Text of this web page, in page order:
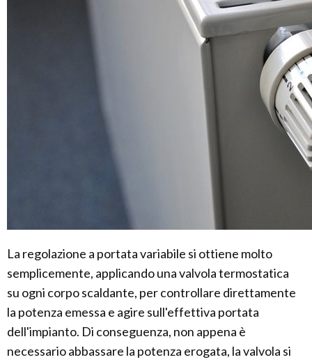
La regolazione a portata variabile si ottiene molto
semplicemente, applicando una valvola termostatica
su ogni corpo scaldante, per controllare direttamente
la potenza emessa e agire sull'effettiva portata
dell'impianto. Di conseguenza, non appena è
necessario abbassare la potenza erogata, la valvola si